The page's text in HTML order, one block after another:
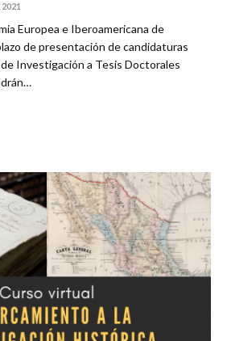
Europea e Iberoamericana de
de presentación de candidaturas
Investigación a Tesis Doctorales